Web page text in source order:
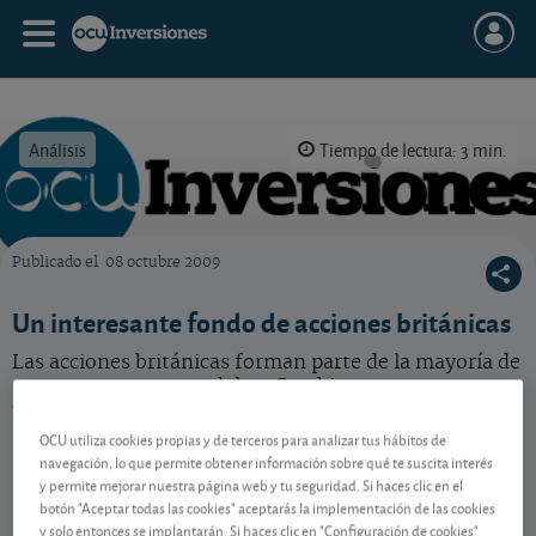
Análisis Tiempo de lectura: 3 min.
Publicado el 08 octubre 2009
Un interesante fondo de acciones británicas
Las acciones británicas forman parte de la mayoría de
nuestras carteras modelos. Cambiamos nuestro
fondo favorito para invertir en ellas.
Contenido reservado a SOCIOS
OCU utiliza cookies propias y de terceros para analizar tus hábitos de
navegación, lo que permite obtener información sobre qué te suscita interés
y permite mejorar nuestra página web y tu seguridad. Si haces clic en el
botón "Aceptar todas las cookies" aceptarás la implementación de las cookies
y solo entonces se implantarán. Si haces clic en "Configuración de cookies"